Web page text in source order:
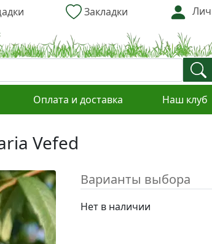
Закладки
Оплата и доставка Наш клуб
Vefed
Варианты выбора
Нет в наличии